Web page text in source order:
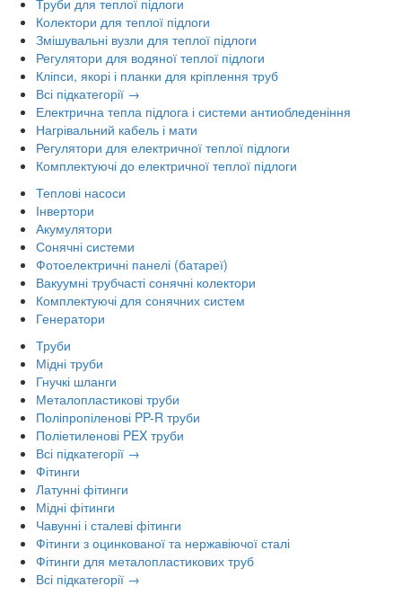
Колектори для теплої підлоги
Змішувальні вузли для теплої підлоги
Регулятори для водяної теплої підлоги
Кліпси, якорі і планки для кріплення труб
Всі підкатегорії →
Електрична тепла підлога і системи антиобледеніння
Нагрівальний кабель і мати
Регулятори для електричної теплої підлоги
Комплектуючі до електричної теплої підлоги
Теплові насоси
Інвертори
Акумулятори
Сонячні системи
Фотоелектричні панелі (батареї)
Вакуумні трубчасті сонячні колектори
Комплектуючі для сонячних систем
Генератори
Труби
Мідні труби
Гнучкі шланги
Металопластикові труби
Поліпропіленові PP-R труби
Поліетиленові PEX труби
Всі підкатегорії →
Фітинги
Латунні фітинги
Мідні фітинги
Чавунні і сталеві фітинги
Фітинги з оцинкованої та нержавіючої сталі
Фітинги для металопластикових труб
Всі підкатегорії →